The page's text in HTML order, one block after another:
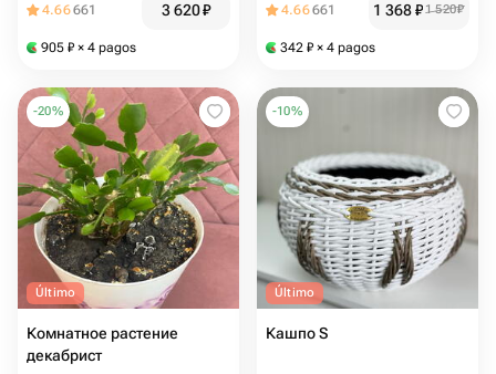
4.66661 3 620₽
905 ₽ × 4 pagos
4.66661 1 368₽1 520₽
342 ₽ × 4 pagos
-20%
Último
Комнатное растение
декабрист
-10%
Último
Кашпо S